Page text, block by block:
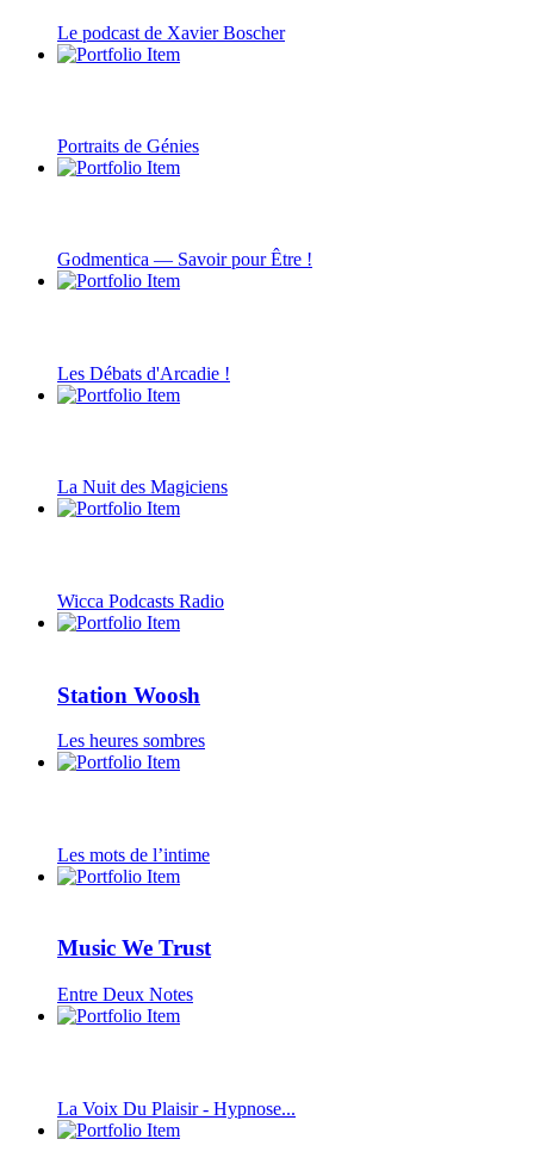
Le podcast de Xavier Boscher
Portraits de Génies
Godmentica — Savoir pour Être !
Les Débats d'Arcadie !
La Nuit des Magiciens
Wicca Podcasts Radio
Station Woosh
Les heures sombres
Les mots de l’intime
Music We Trust
Entre Deux Notes
La Voix Du Plaisir - Hypnose...